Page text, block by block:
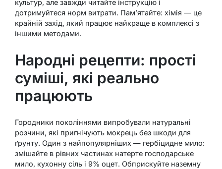
культур, але завжди читайте інструкцію і
дотримуйтеся норм витрати. Пам’ятайте: хімія — це
крайній захід, який працює найкраще в комплексі з
іншими методами.
Народні рецепти: прості
суміші, які реально
працюють
Городники поколіннями випробували натуральні
розчини, які пригнічують мокрець без шкоди для
ґрунту. Один з найпопулярніших — гербіцидне мило:
змішайте в рівних частинах натерте господарське
мило, кухонну сіль і 9% оцет. Обприскуйте наземну